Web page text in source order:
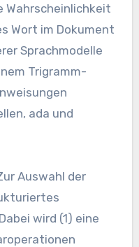
Wahrscheinlichkeit
Wort im Dokument
Sprachmodelle
Trigramm-
ada und
Auswahl der
wird (1) eine